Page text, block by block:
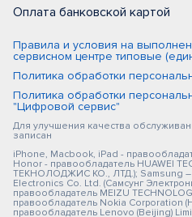
Оплата банковской картой
Правила и условия на
сервисном центре типовые
Политика обработки
Политика обработки
"Цифровой сервис"
Для улучшения качества
записан
iPhone, Macbook, iPad -
Honor - правообладатель HUAWEI
ТЕКНОЛОДЖИС КО., ЛТД.); Samsung –
Electronics Co. Ltd. (Самсунг
правообладатель MEIZU
правообладатель Nokia Corporation
правообладатель Lenovo (Beijing)